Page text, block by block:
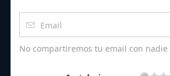
No compartiremos tu email con nadie